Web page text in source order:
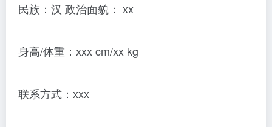
民族：汉 政治面貌： xx
身高/体重：xxx cm/xx kg
联系方式：xxx